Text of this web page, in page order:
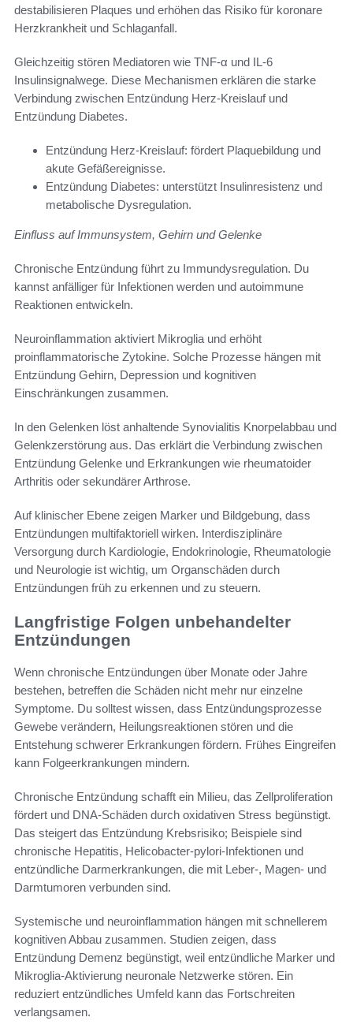
destabilisieren Plaques und erhöhen das Risiko für koronare
Herzkrankheit und Schlaganfall.
Gleichzeitig stören Mediatoren wie TNF-α und IL-6
Insulinsignalwege. Diese Mechanismen erklären die starke
Verbindung zwischen Entzündung Herz-Kreislauf und
Entzündung Diabetes.
Entzündung Herz-Kreislauf: fördert Plaquebildung und
akute Gefäßereignisse.
Entzündung Diabetes: unterstützt Insulinresistenz und
metabolische Dysregulation.
Einfluss auf Immunsystem, Gehirn und Gelenke
Chronische Entzündung führt zu Immundysregulation. Du
kannst anfälliger für Infektionen werden und autoimmune
Reaktionen entwickeln.
Neuroinflammation aktiviert Mikroglia und erhöht
proinflammatorische Zytokine. Solche Prozesse hängen mit
Entzündung Gehirn, Depression und kognitiven
Einschränkungen zusammen.
In den Gelenken löst anhaltende Synovialitis Knorpelabbau und
Gelenkzerstörung aus. Das erklärt die Verbindung zwischen
Entzündung Gelenke und Erkrankungen wie rheumatoider
Arthritis oder sekundärer Arthrose.
Auf klinischer Ebene zeigen Marker und Bildgebung, dass
Entzündungen multifaktoriell wirken. Interdisziplinäre
Versorgung durch Kardiologie, Endokrinologie, Rheumatologie
und Neurologie ist wichtig, um Organschäden durch
Entzündungen früh zu erkennen und zu steuern.
Langfristige Folgen unbehandelter
Entzündungen
Wenn chronische Entzündungen über Monate oder Jahre
bestehen, betreffen die Schäden nicht mehr nur einzelne
Symptome. Du solltest wissen, dass Entzündungsprozesse
Gewebe verändern, Heilungsreaktionen stören und die
Entstehung schwerer Erkrankungen fördern. Frühes Eingreifen
kann Folgeerkrankungen mindern.
Chronische Entzündung schafft ein Milieu, das Zellproliferation
fördert und DNA-Schäden durch oxidativen Stress begünstigt.
Das steigert das Entzündung Krebsrisiko; Beispiele sind
chronische Hepatitis, Helicobacter-pylori-Infektionen und
entzündliche Darmerkrankungen, die mit Leber-, Magen- und
Darmtumoren verbunden sind.
Systemische und neuroinflammation hängen mit schnellerem
kognitiven Abbau zusammen. Studien zeigen, dass
Entzündung Demenz begünstigt, weil entzündliche Marker und
Mikroglia-Aktivierung neuronale Netzwerke stören. Ein
reduziert entzündliches Umfeld kann das Fortschreiten
verlangsamen.